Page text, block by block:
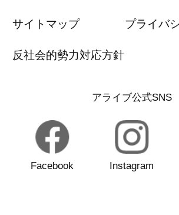
サイトマップ プライバ
反社会的勢力対応方針
アライブ公式SNS
Facebook Instagram